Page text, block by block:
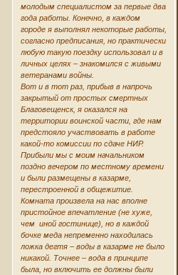
молодым специалистом за первые два
года работы. Конечно, в каждом
городе я выполнял некоторые работы,
согласно предписания, но практически
любую такую поездку использовал и в
личных целях – знакомился с живыми
ветеранами войны.
Вот и в тот раз, прибыв в напрочь
закрытый от простых смертных
Благовещенск, я оказался на
территории воинской части, где нам
предстояло участвовать в работе
какой-то комиссии по сдаче НИР.
Прибыли мы с моим начальником
поздно вечером по местному времени
и были размещены в казарме,
перестроенной в общежитие.
Комната произвела на нас вполне
пристойное впечатление (не хуже,
чем иной гостинице), но в каждой
бочке меда непременно находилась
ложка дегтя – воды в казарме не было
никакой. Точнее – вода в принципе
была, но включить ее должны были